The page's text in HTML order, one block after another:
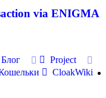
via ENIGMA
Блог
Project
CloakWiki